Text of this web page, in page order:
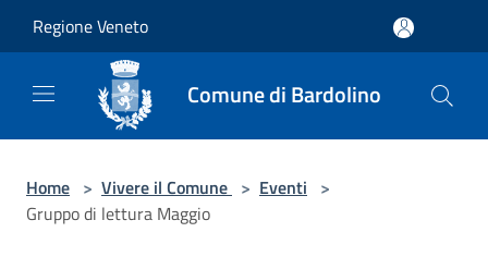
Regione Veneto
Comune di Bardolino
Home > Vivere il Comune > Eventi >
Gruppo di lettura Maggio